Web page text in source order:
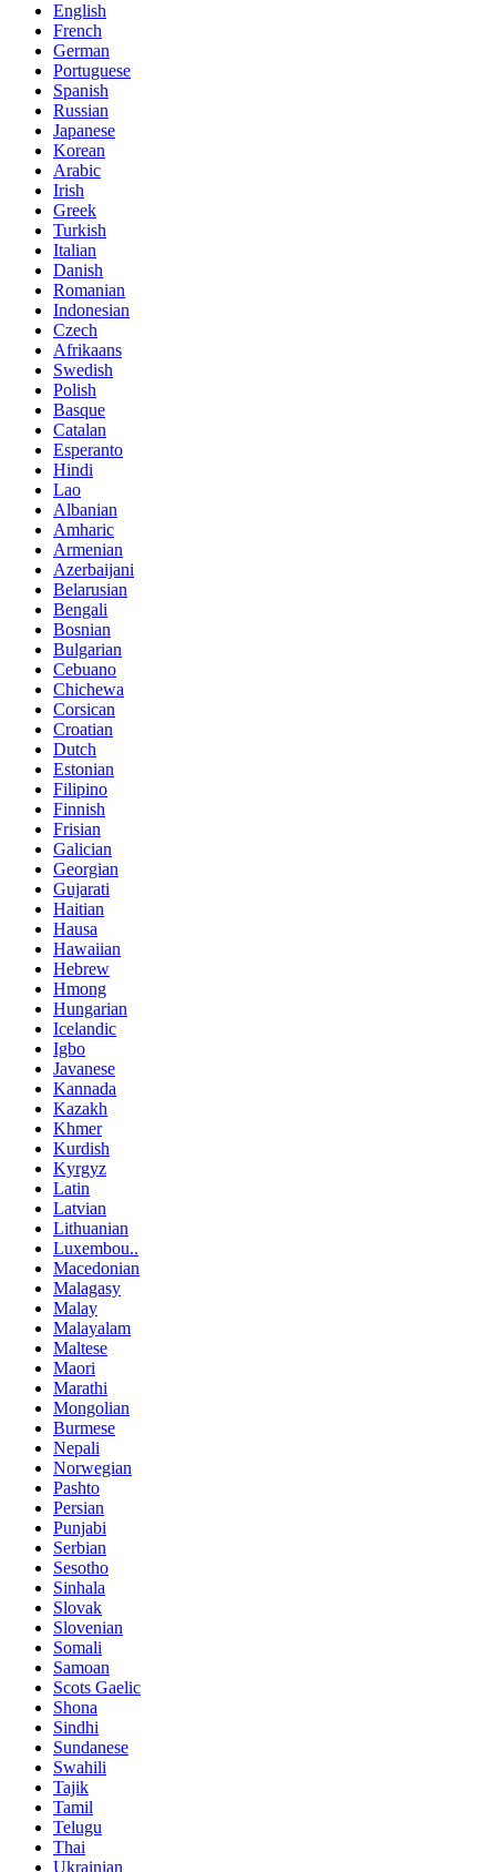
English
French
German
Portuguese
Spanish
Russian
Japanese
Korean
Arabic
Irish
Greek
Turkish
Italian
Danish
Romanian
Indonesian
Czech
Afrikaans
Swedish
Polish
Basque
Catalan
Esperanto
Hindi
Lao
Albanian
Amharic
Armenian
Azerbaijani
Belarusian
Bengali
Bosnian
Bulgarian
Cebuano
Chichewa
Corsican
Croatian
Dutch
Estonian
Filipino
Finnish
Frisian
Galician
Georgian
Gujarati
Haitian
Hausa
Hawaiian
Hebrew
Hmong
Hungarian
Icelandic
Igbo
Javanese
Kannada
Kazakh
Khmer
Kurdish
Kyrgyz
Latin
Latvian
Lithuanian
Luxembou..
Macedonian
Malagasy
Malay
Malayalam
Maltese
Maori
Marathi
Mongolian
Burmese
Nepali
Norwegian
Pashto
Persian
Punjabi
Serbian
Sesotho
Sinhala
Slovak
Slovenian
Somali
Samoan
Scots Gaelic
Shona
Sindhi
Sundanese
Swahili
Tajik
Tamil
Telugu
Thai
Ukrainian